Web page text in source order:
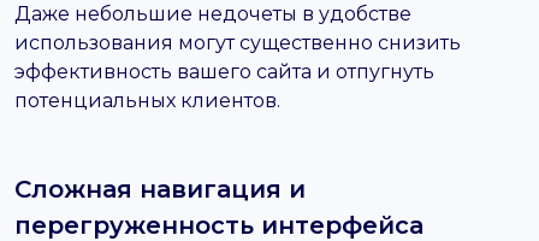
Даже небольшие недочеты в удобстве
использования могут существенно снизить
эффективность вашего сайта и отпугнуть
потенциальных клиентов.
Сложная навигация и
перегруженность интерфейса